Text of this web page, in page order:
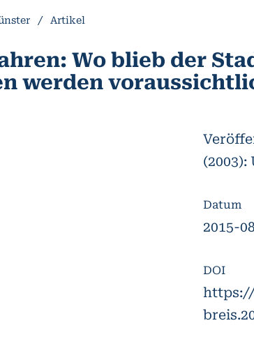
/ Artikel
Wo blieb der
werden
Datum
2015-
DOI